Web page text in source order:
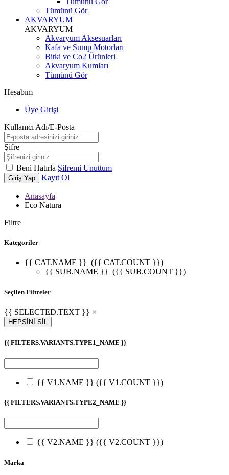
Tümünü Gör
AKVARYUM
AKVARYUM
Akvaryum Aksesuarları
Kafa ve Sump Motorları
Bitki ve Co2 Ürünleri
Akvaryum Kumları
Tümünü Gör
Hesabım
Üye Girişi
Kullanıcı Adı/E-Posta
Şifre
Beni Hatırla Şifremi Unuttum
Giriş Yap Kayıt Ol
Anasayfa
Eco Natura
Filtre
Kategoriler
{{ CAT.NAME }} ({{ CAT.COUNT }})
{{ SUB.NAME }} ({{ SUB.COUNT }})
Seçilen Filtreler
{{ SELECTED.TEXT }} ×
HEPSİNİ SİL
{{ FILTERS.VARIANTS.TYPE1_NAME }}
{{ V1.NAME }} ({{ V1.COUNT }})
{{ FILTERS.VARIANTS.TYPE2_NAME }}
{{ V2.NAME }} ({{ V2.COUNT }})
Marka